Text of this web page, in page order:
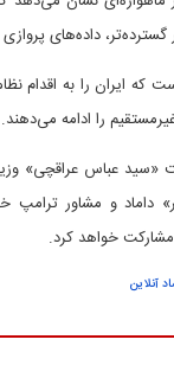
پروازی منبع باز نشان می‌دهد که
که ایران را به اقدام
را ادامه می‌دهند.
«سید عباس عراقچی»
داماد و مشاور
خواهد کرد.
آنلاین